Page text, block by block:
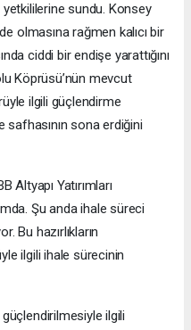
sundu. Konsey
olmasına rağmen kalıcı bir
ciddi bir endişe yarattığını
Köprüsü’nün mevcut
ilgili güçlendirme
safhasının sona erdiğini
Altyapı Yatırımları
Şu anda ihale süreci
Bu hazırlıkların
ilgili ihale sürecinin
ilgili